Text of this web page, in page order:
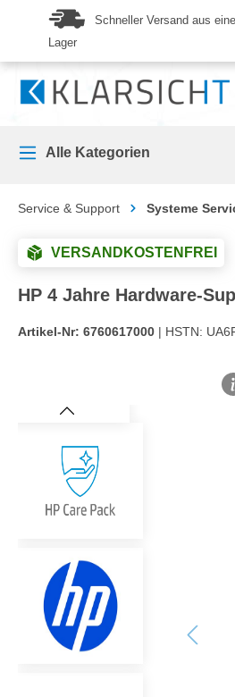
Zur Hauptnavigation
Schneller Versand aus
Lager
Alle Kategorien
Service & Support Systeme
VERSANDKOSTENFREI
HP 4 Jahre Hardware-
Artikel-Nr: 6760617000 | HSTN:
Bildergalerie überspringen